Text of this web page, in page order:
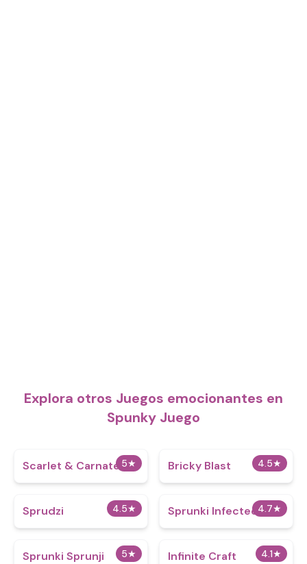
Explora otros Juegos emocionantes en
Spunky Juego
5★
Scarlet & Carnate 4.5★
Bricky Blast
4.5★
Sprudzi 4.7★
Sprunki Infected Z
5★
Sprunki Sprunji 4.1★
Infinite Craft